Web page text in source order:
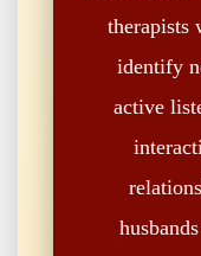
therapists
identify
active